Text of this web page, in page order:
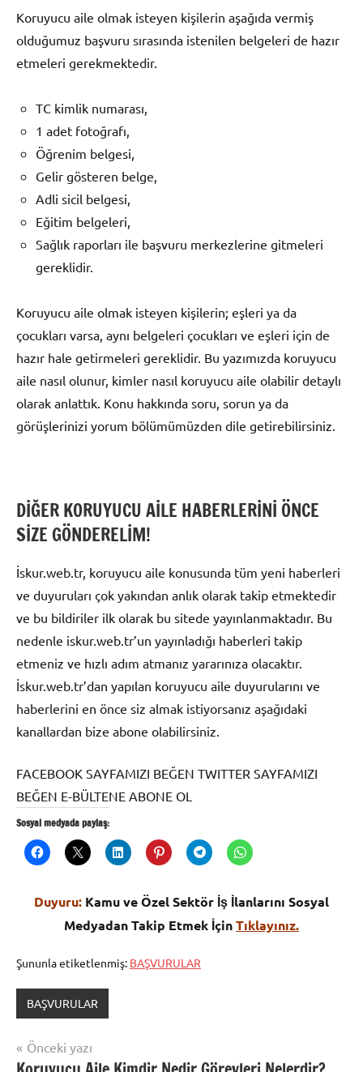
Koruyucu aile olmak isteyen kişilerin aşağıda vermiş
olduğumuz başvuru sırasında istenilen belgeleri de hazır
etmeleri gerekmektedir.
TC kimlik numarası,
1 adet fotoğrafı,
Öğrenim belgesi,
Gelir gösteren belge,
Adli sicil belgesi,
Eğitim belgeleri,
Sağlık raporları ile başvuru merkezlerine gitmeleri
gereklidir.
Koruyucu aile olmak isteyen kişilerin; eşleri ya da
çocukları varsa, aynı belgeleri çocukları ve eşleri için de
hazır hale getirmeleri gereklidir. Bu yazımızda koruyucu
aile nasıl olunur, kimler nasıl koruyucu aile olabilir detaylı
olarak anlattık. Konu hakkında soru, sorun ya da
görüşlerinizi yorum bölümümüzden dile getirebilirsiniz.
DİĞER KORUYUCU AİLE HABERLERİNİ ÖNCE
SİZE GÖNDERELİM!
İskur.web.tr, koruyucu aile konusunda tüm yeni haberleri
ve duyuruları çok yakından anlık olarak takip etmektedir
ve bu bildiriler ilk olarak bu sitede yayınlanmaktadır. Bu
nedenle iskur.web.tr’un yayınladığı haberleri takip
etmeniz ve hızlı adım atmanız yararınıza olacaktır.
İskur.web.tr’dan yapılan koruyucu aile duyurularını ve
haberlerini en önce siz almak istiyorsanız aşağıdaki
kanallardan bize abone olabilirsiniz.
FACEBOOK SAYFAMIZI BEĞEN TWITTER SAYFAMIZI
BEĞEN E-BÜLTENE ABONE OL
Sosyal medyada paylaş:
Duyuru: Kamu ve Özel Sektör İş İlanlarını Sosyal
Medyadan Takip Etmek İçinTıklayınız.
Şununla etiketlenmiş: BAŞVURULAR
BAŞVURULAR
Yazı
Önceki yazı